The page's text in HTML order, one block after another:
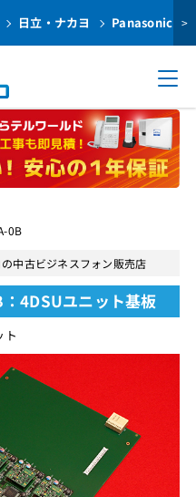
日立・ナカヨ Panasonic >
0B
中古ビジネスフォン販売店
：4DSUユニット基板
ト